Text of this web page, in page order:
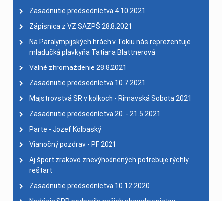
Zasadnutie predsedníctva 4.10.2021
Zápisnica z VZ SAZPŠ 28.8.2021
Na Paralympijských hrách v Tokiu nás reprezentuje
mladučká plavkyňa Tatiana Blattnerová
Valné zhromaždenie 28.8.2021
Zasadnutie predsedníctva 10.7.2021
Majstrovstvá SR v kolkoch - Rimavská Sobota 2021
Zasadnutie predsedníctva 20. - 21.5.2021
Parte - Jozef Kolbaský
Vianočný pozdrav - PF 2021
Aj šport zrakovo znevýhodnených potrebuje rýchly
reštart
Zasadnutie predsedníctva 10.12.2020